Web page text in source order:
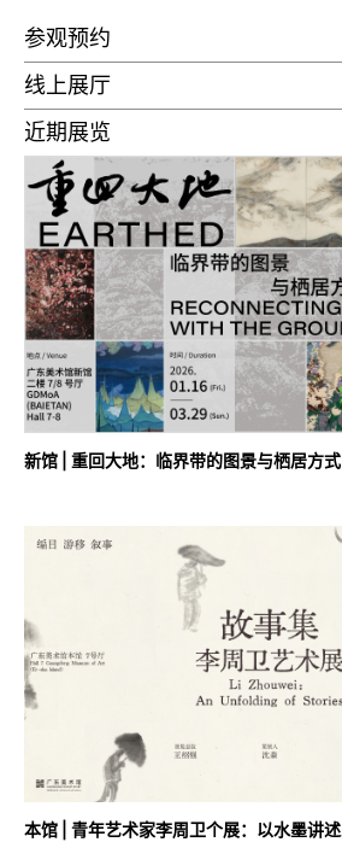
参观预约
线上展厅
近期展览
新馆 | 重回大地：临界带的图景与栖居方式
本馆 | 青年艺术家李周卫个展：以水墨讲